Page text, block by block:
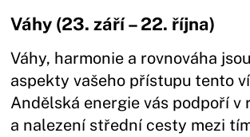
Váhy (23. září – 22. října)
Váhy, harmonie a rovnováha
aspekty vašeho přístupu tento
Andělská energie vás podpoří v
a nalezení střední cesty mezi